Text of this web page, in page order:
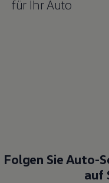
für Ihr Auto
Folgen Sie Auto-
auf